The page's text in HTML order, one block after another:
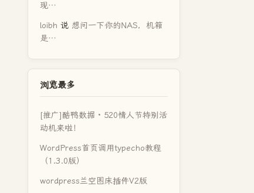
现…
loibh 说 想问一下你的NAS，机箱
是…
浏览最多
[推广]酷鸭数据 · 520情人节特别活
动机来啦！
WordPress首页调用typecho教程
（1.3.0版）
wordpress兰空图床插件V2版